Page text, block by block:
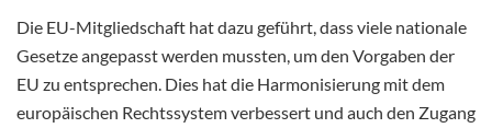
Die EU-Mitgliedschaft hat dazu geführt, dass viele nationale
Gesetze angepasst werden mussten, um den Vorgaben der
EU zu entsprechen. Dies hat die Harmonisierung mit dem
europäischen Rechtssystem verbessert und auch den Zugang